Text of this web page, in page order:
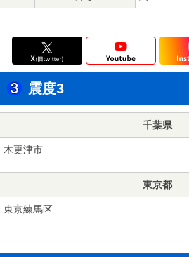
震度3
千葉県
木更津市
東京都
東京練馬区